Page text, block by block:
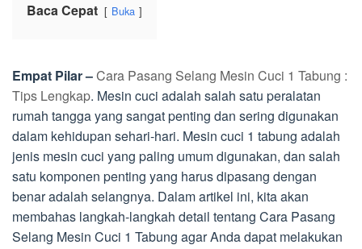
Baca Cepat Buka
Empat Pilar –Cara Pasang Selang Mesin Cuci 1 Tabung :
Tips Lengkap. Mesin cuci adalah salah satu peralatan
rumah tangga yang sangat penting dan sering digunakan
dalam kehidupan sehari-hari. Mesin cuci 1 tabung adalah
jenis mesin cuci yang paling umum digunakan, dan salah
satu komponen penting yang harus dipasang dengan
benar adalah selangnya. Dalam artikel ini, kita akan
membahas langkah-langkah detail tentang Cara Pasang
Selang Mesin Cuci 1 Tabung agar Anda dapat melakukan